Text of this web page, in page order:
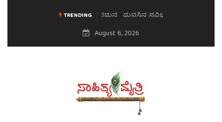
TRENDING ಮನಸಿನ ಸವಿಭಾವ
August 6, 2026